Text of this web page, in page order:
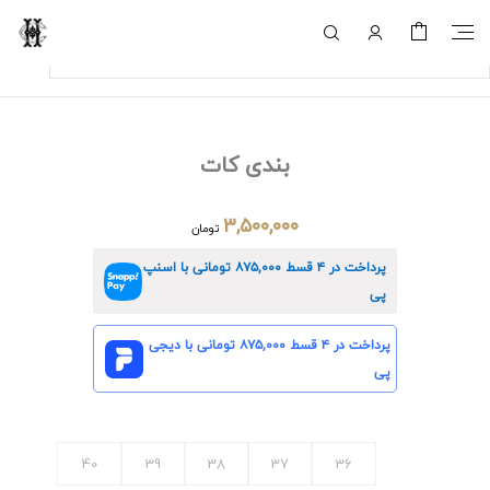
بندی کات
۳,۵۰۰,۰۰۰ تومان
پرداخت در ۴ قسط ۸۷۵,۰۰۰تومانی با اسنپ
پی
پرداخت در ۴ قسط ۸۷۵,۰۰۰تومانی با دیجی
پی
36
37
38
39
40